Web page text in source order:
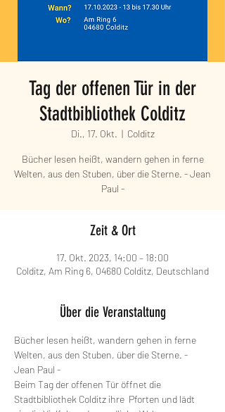
Tag der offenen Tür in der
Stadtbibliothek Colditz
Di., 17. Okt.
  |
Colditz
Bücher lesen heißt, wandern gehen in ferne
Welten, aus den Stuben, über die Sterne. - Jean
Paul -
Zeit & Ort
17. Okt. 2023, 14:00 – 18:00
Colditz, Am Ring 6, 04680 Colditz, Deutschland
Über die Veranstaltung
Bücher lesen heißt, wandern gehen in ferne
Welten, aus den Stuben, über die Sterne. -
Jean Paul -
Beim Tag der offenen Tür öffnet die
Stadtbibliothek Colditz ihre  Pforten und lädt